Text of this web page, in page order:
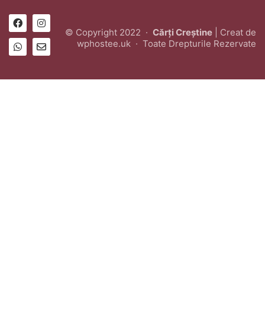
© Copyright 2022 · Cărți Creștine | Creat de
wphostee.uk · Toate Drepturile Rezervate